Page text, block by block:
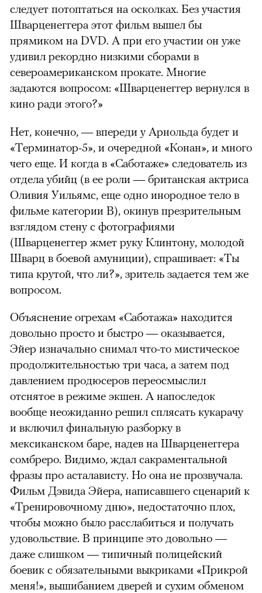
следует потоптаться на осколках. Без участия
Шварценеггера этот фильм вышел бы
прямиком на DVD. А при его участии он уже
удивил рекордно низкими сборами в
североамериканском прокате. Многие
задаются вопросом: «Шварценеггер вернулся в
кино ради этого?»
Нет, конечно, — впереди у Арнольда будет и
«Терминатор-5», и очередной «Конан», и много
чего еще. И когда в «Саботаже» следователь из
отдела убийц (в ее роли — британская актриса
Оливия Уильямс, еще одно инородное тело в
фильме категории B), окинув презрительным
взглядом стену с фотографиями
(Шварценеггер жмет руку Клинтону, молодой
Шварц в боевой амуниции), спрашивает: «Ты
типа крутой, что ли?», зритель задается тем же
вопросом.
Объяснение огрехам «Саботажа» находится
довольно просто и быстро — оказывается,
Эйер изначально снимал что-то мистическое
продолжительностью три часа, а затем под
давлением продюсеров переосмыслил
отснятое в режиме экшен. А напоследок
вообще неожиданно решил сплясать кукарачу
и включил финальную разборку в
мексиканском баре, надев на Шварценеггера
сомбреро. Видимо, ждал сакраментальной
фразы про асталависту. Но она не прозвучала.
Фильм Дэвида Эйера, написавшего сценарий к
«Тренировочному дню», недостаточно плох,
чтобы можно было расслабиться и получать
удовольствие. В принципе это довольно —
даже слишком — типичный полицейский
боевик с обязательными выкриками «Прикрой
меня!», вышибанием дверей и сухим обменом